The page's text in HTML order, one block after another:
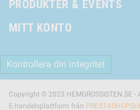
PRODUKTER & EVENTS
MITT KONTO
Kontrollera din integritet
Copyright © 2023 HEMGROSSISTEN.SE -
E-handelsplattform från